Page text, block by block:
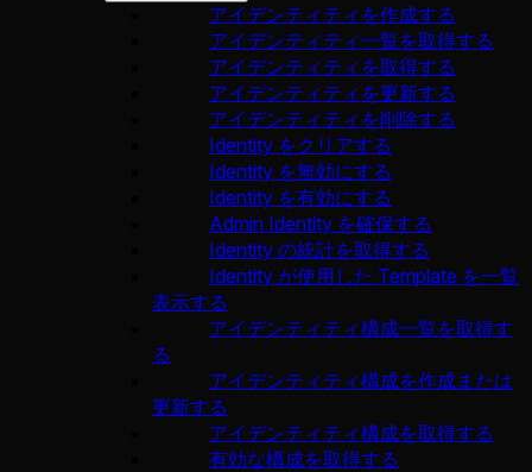
アイデンティティを作成する
アイデンティティ一覧を取得する
アイデンティティを取得する
アイデンティティを更新する
アイデンティティを削除する
Identity をクリアする
Identity を無効にする
Identity を有効にする
Admin Identity を確保する
Identity の統計を取得する
Identity が使用した Template を一覧
表示する
アイデンティティ構成一覧を取得す
る
アイデンティティ構成を作成または
更新する
アイデンティティ構成を取得する
有効な構成を取得する